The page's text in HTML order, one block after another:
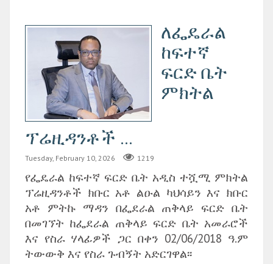
ለፌዴራል
ከፍተኛ
ፍርድ ቤት
ምክትል
ፕሬዚዳንቶች ...
Tuesday, February 10, 2026 1219
የፌዴራል ከፍተኛ ፍርድ ቤት አዲስ ተሿሚ ምክትል
ፕሬዚዳንቶች ክቡር አቶ ልዑል ካህሳይን እና ክቡር
አቶ ምትኩ ማዳን በፌደራል ጠቅላይ ፍርድ ቤት
በመገኘት ከፌደራል ጠቅላይ ፍርድ ቤት አመራሮች
እና የስራ ሃላፊዎች ጋር በቀን 02/06/2018 ዓ.ም
ትውውቅ እና የስራ ጉብኝት አድርገዋል፡፡